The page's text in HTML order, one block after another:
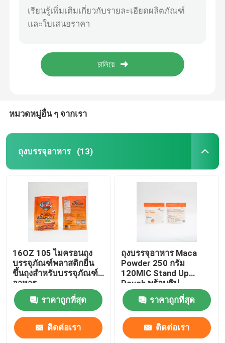
ถุงบรรจุอาหารสัตว์เลี้ยง
ยืนขึ้นกระเป๋า
บรรจุภัณฑ์อาหารถุงรีไซเคิล
ฟิล์มเทอร์โมฟอร์ม
ฟิล์มบรรจุภัณฑ์พลาสติก
กระเป๋าก้นแบน
กระเป๋ารูปทรงที่กำหนดเอง
บรรจุภัณฑ์ผักและผลไม้
หมวดหมู่อื่น ๆ จากเรา
ถุงบรรจุอาหาร (13)
16OZ 105 ไมครอนถุง
บรรจุภัณฑ์พลาสติกยืน
ขึ้นถุงสำหรับบรรจุภัณฑ์
อาหาร
ราคาถูกที่สุด
ติดต่อเรา
ถุงบรรจุอาหาร Maca
Powder 250 กรัม
120MIC Stand Up
Pouch พร้อมซิป
ราคาถูกที่สุด
ติดต่อเรา